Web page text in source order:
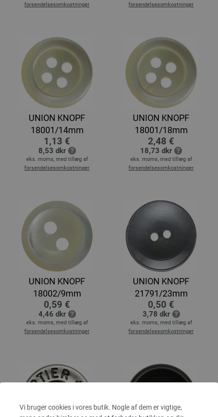
Vi bruger cookies i vores butik. Nogle af dem er vigtige,
forsendelsesomkostninger
forsendelsesomkostninger
UNION KNOPF
18001/14mm
1,13 €
8,53 dkr
eks. moms, med tillæg af
forsendelsesomkostninger
UNION KNOPF
18001/18mm
2,48 €
18,73 dkr
eks. moms, med tillæg af
forsendelsesomkostninger
UNION KNOPF
18002/9mm
0,59 €
4,46 dkr
eks. moms, med tillæg af
forsendelsesomkostninger
UNION KNOPF
21791/23mm
0,50 €
3,78 dkr
eks. moms, med tillæg af
forsendelsesomkostninger